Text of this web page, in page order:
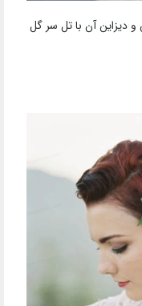
دیزاین آن با تل سر گل